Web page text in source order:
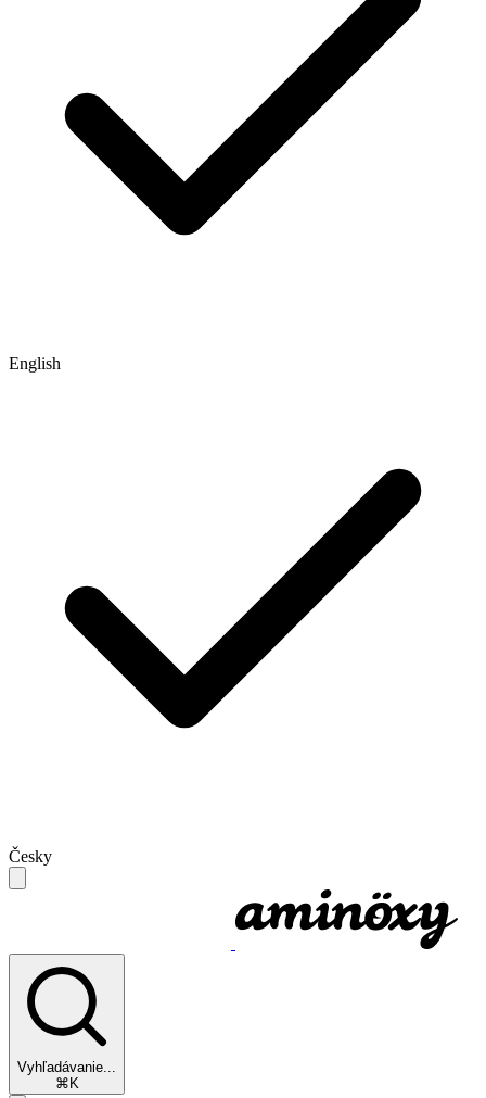
English
Česky
Vyhľadávanie...
⌘K